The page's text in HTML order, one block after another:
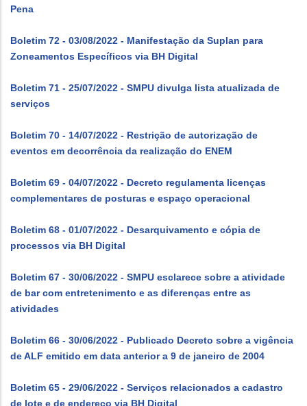
Pena
Boletim 72 - 03/08/2022 - Manifestação da Suplan para
Zoneamentos Específicos via BH Digital
Boletim 71 - 25/07/2022 - SMPU divulga lista atualizada de
serviços
Boletim 70 - 14/07/2022 - Restrição de autorização de
eventos em decorrência da realização do ENEM
Boletim 69 - 04/07/2022 - Decreto regulamenta licenças
complementares de posturas e espaço operacional
Boletim 68 - 01/07/2022 - Desarquivamento e cópia de
processos via BH Digital
Boletim 67 - 30/06/2022 - SMPU esclarece sobre a atividade
de bar com entretenimento e as diferenças entre as
atividades
Boletim 66 - 30/06/2022 - Publicado Decreto sobre a vigência
de ALF emitido em data anterior a 9 de janeiro de 2004
Boletim 65 - 29/06/2022 - Serviços relacionados a cadastro
de lote e de endereço via BH Digital